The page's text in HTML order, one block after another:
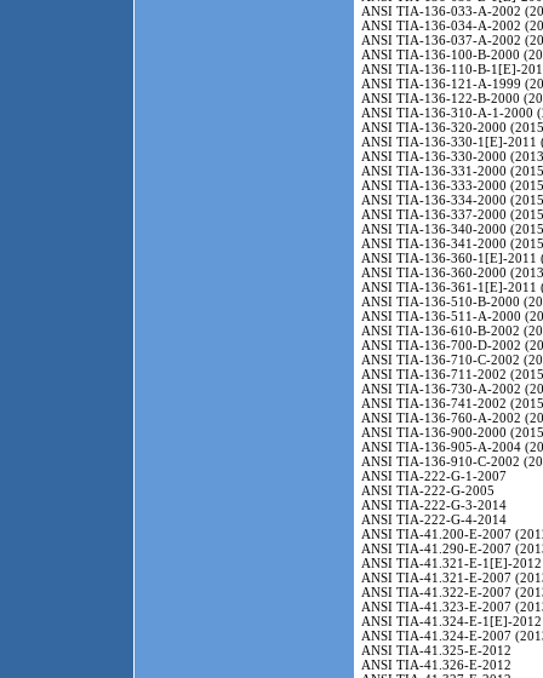
ANSI TIA-136-033-A-2002
ANSI TIA-136-034-A-2002
ANSI TIA-136-037-A-2002
ANSI TIA-136-100-B-2000
ANSI TIA-136-110-B-1[E]-
ANSI TIA-136-121-A-1999
ANSI TIA-136-122-B-2000
ANSI TIA-136-310-A-1-2000
ANSI TIA-136-320-2000
ANSI TIA-136-330-1[E]-2011
ANSI TIA-136-330-2000
ANSI TIA-136-331-2000
ANSI TIA-136-333-2000
ANSI TIA-136-334-2000
ANSI TIA-136-337-2000
ANSI TIA-136-340-2000
ANSI TIA-136-341-2000
ANSI TIA-136-360-1[E]-2011
ANSI TIA-136-360-2000
ANSI TIA-136-361-1[E]-2011
ANSI TIA-136-510-B-2000
ANSI TIA-136-511-A-2000
ANSI TIA-136-610-B-2002
ANSI TIA-136-700-D-2002
ANSI TIA-136-710-C-2002
ANSI TIA-136-711-2002
ANSI TIA-136-730-A-2002
ANSI TIA-136-741-2002
ANSI TIA-136-760-A-2002
ANSI TIA-136-900-2000
ANSI TIA-136-905-A-2004
ANSI TIA-136-910-C-2002
ANSI TIA-222-G-1-2007
ANSI TIA-222-G-2005
ANSI TIA-222-G-3-2014
ANSI TIA-222-G-4-2014
ANSI TIA-41.200-E-2007
ANSI TIA-41.290-E-2007
ANSI TIA-41.321-E-1[E]-2012
ANSI TIA-41.321-E-2007
ANSI TIA-41.322-E-2007
ANSI TIA-41.323-E-2007
ANSI TIA-41.324-E-1[E]-2012
ANSI TIA-41.324-E-2007
ANSI TIA-41.325-E-2012
ANSI TIA-41.326-E-2012